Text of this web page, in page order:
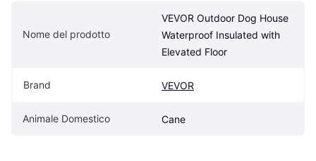
Nome del prodotto
VEVOR Outdoor Dog House
Waterproof Insulated with
Elevated Floor
Brand VEVOR
Animale Domestico Cane